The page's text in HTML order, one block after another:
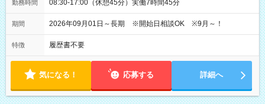
勤務時間 08:30-17:00（休憩45分）実働7時間45分
期間 2026年09月01日～長期 ※開始日相談OK ※9月～！
特徴 履歴書不要
気になる！ 応募する 詳細へ